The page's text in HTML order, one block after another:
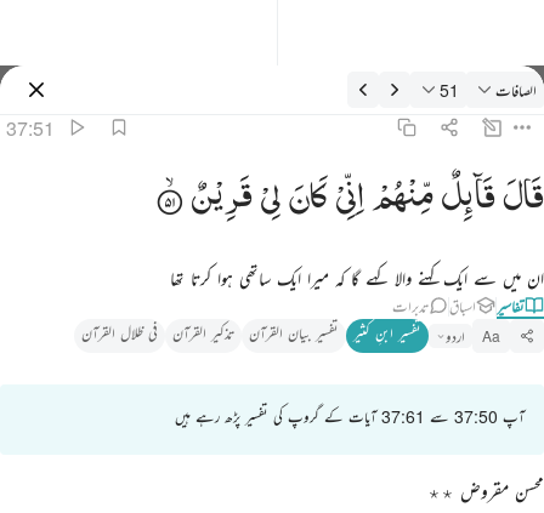
تفسیر: الصافات 37:51
الصافات 51
37:51
قال قايل منهم اني كان لي قرين ٥١
قَالَ قَآئِلٌۭ مِّنْهُمْ إِنِّى كَانَ لِى قَرِينٌۭ ٥١
قَالَقَآىِٕلٌمِّنْهُمْاِنِّیْكَانَلِیْقَرِیْنٌ
ان میں سے ایک کہنے والا کہے گا کہ میرا ایک ساتھی ہوا کرتا تھا
تفاسیر اسباق تدبرات
Aa اردو تفسیر ابنِ کثیر تفسیر بیان القرآن تذکیر القرآن فی ظلال القرآن
آپ 37:50 سے 37:61 آیات کے گروپ کی تفسیر پڑھ رہے ہیں
محسن مقروض ٭٭